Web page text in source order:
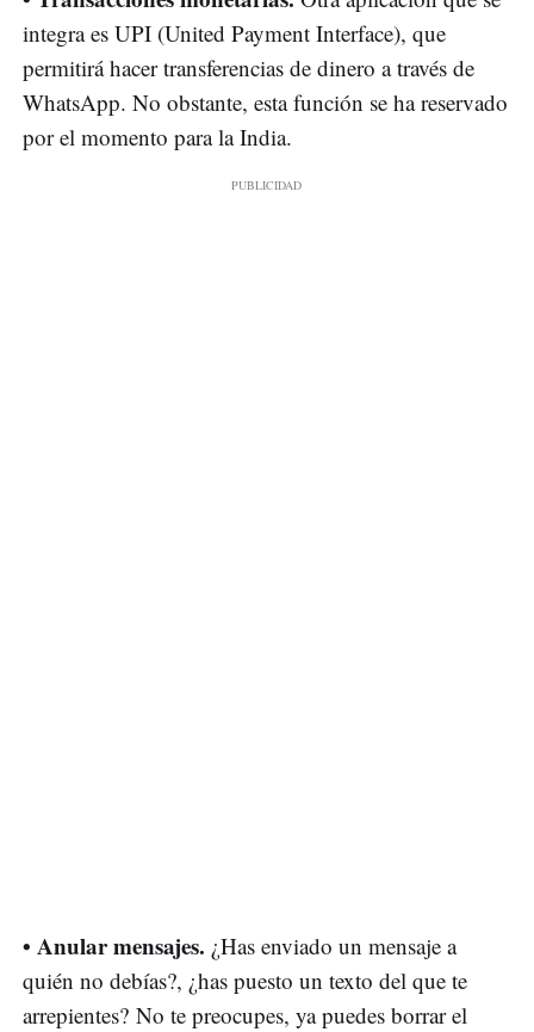
integra es UPI (United Payment Interface), que
permitirá hacer transferencias de dinero a través de
WhatsApp. No obstante, esta función se ha reservado
por el momento para la India.
• Anular mensajes. ¿Has enviado un mensaje a
quién no debías?, ¿has puesto un texto del que te
arrepientes? No te preocupes, ya puedes borrar el